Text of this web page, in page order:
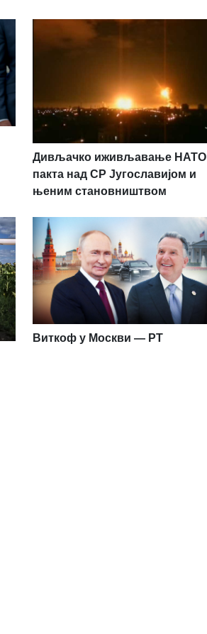
Дивљачко иживљавање НАТО
пакта над СР Југославијом и
њеним становништвом
Виткоф у Москви — РТ